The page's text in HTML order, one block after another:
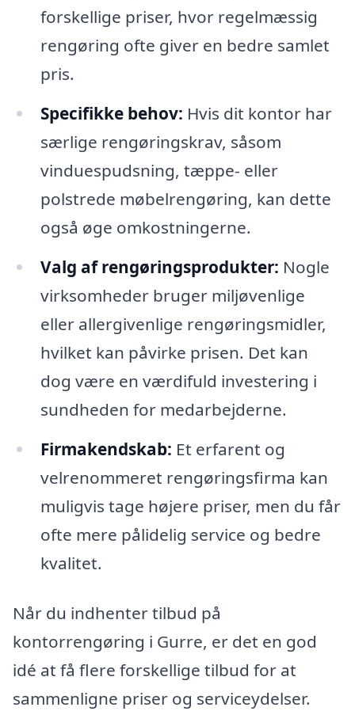
forskellige priser, hvor regelmæssig
rengøring ofte giver en bedre samlet
pris.
Specifikke behov: Hvis dit kontor har
særlige rengøringskrav, såsom
vinduespudsning, tæppe- eller
polstrede møbelrengøring, kan dette
også øge omkostningerne.
Valg af rengøringsprodukter: Nogle
virksomheder bruger miljøvenlige
eller allergivenlige rengøringsmidler,
hvilket kan påvirke prisen. Det kan
dog være en værdifuld investering i
sundheden for medarbejderne.
Firmakendskab: Et erfarent og
velrenommeret rengøringsfirma kan
muligvis tage højere priser, men du får
ofte mere pålidelig service og bedre
kvalitet.
Når du indhenter tilbud på
kontorrengøring i Gurre, er det en god
idé at få flere forskellige tilbud for at
sammenligne priser og serviceydelser.